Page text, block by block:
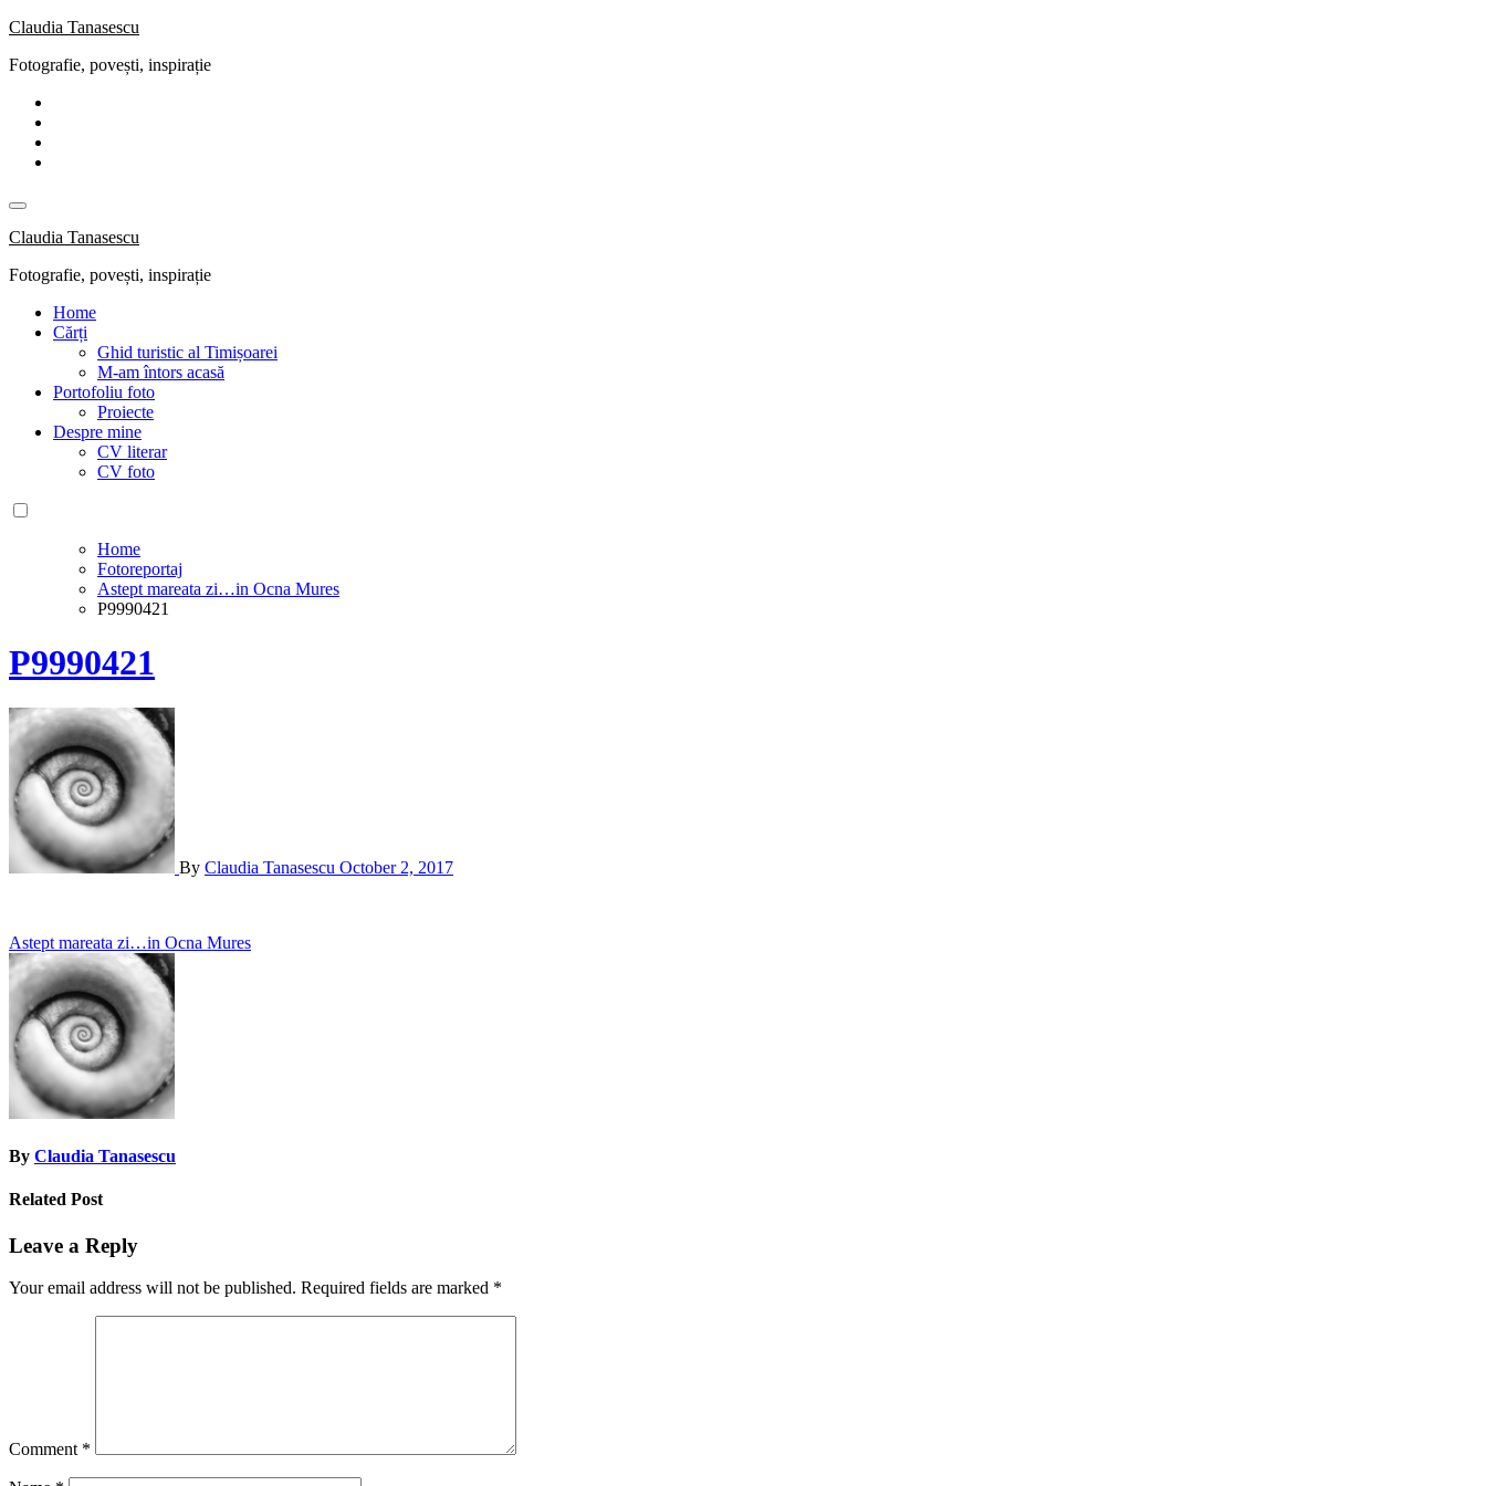
Skip
content
Claudia Tanasescu
Fotografie, povești, inspirație
Claudia Tanasescu
Fotografie, povești, inspirație
Home
Cărți
Ghid turistic al Timișoarei
M-am întors acasă
Portofoliu foto
Proiecte
Despre mine
CV literar
CV foto
Home
Fotoreportaj
Astept mareata zi…in Ocna Mures
P9990421
P9990421
By Claudia Tanasescu October 2, 2017
Post
navigation
Astept mareata zi…in Ocna Mures
By Claudia Tanasescu
Related Post
Leave a Reply
Your email address will not be published. Required fields are marked *
Comment *